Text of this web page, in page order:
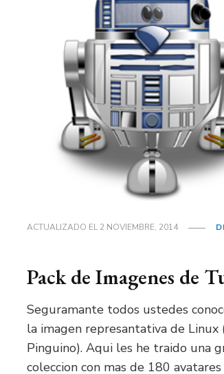
ACTUALIZADO EL2 NOVIEMBRE, 2014
Pack de Imagenes de
Seguramante todos ustedes
la imagen represantativa de Linux
Pinguino). Aqui les he traido una
coleccion con mas de 180